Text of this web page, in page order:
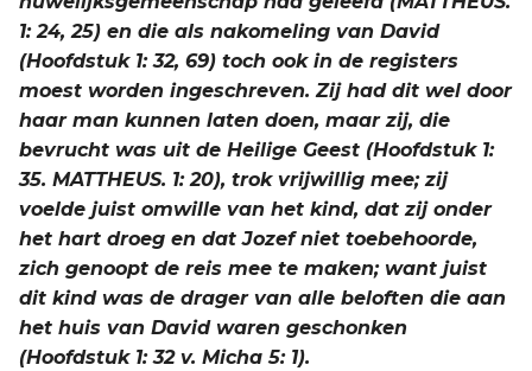
1: 24, 25) en die als nakomeling van David
(Hoofdstuk 1: 32, 69) toch ook in de registers
moest worden ingeschreven. Zij had dit wel door
haar man kunnen laten doen, maar zij, die
bevrucht was uit de Heilige Geest (Hoofdstuk 1:
35. MATTHEUS. 1: 20), trok vrijwillig mee; zij
voelde juist omwille van het kind, dat zij onder
het hart droeg en dat Jozef niet toebehoorde,
zich genoopt de reis mee te maken; want juist
dit kind was de drager van alle beloften die aan
het huis van David waren geschonken
(Hoofdstuk 1: 32 v. Micha 5: 1).